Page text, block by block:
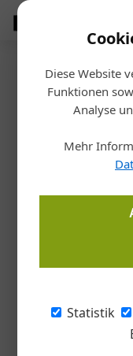
Diese Website
Funktionen
Analyse
Mehr
Statistik
Auf Vorschlag des
höchste
herausragendes
Manfred Ortner
auch über eine